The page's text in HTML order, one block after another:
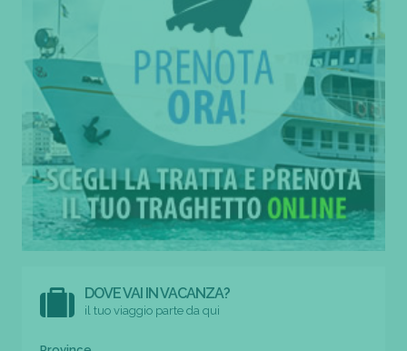
DOVE VAI IN VACANZA?
il tuo viaggio parte da qui